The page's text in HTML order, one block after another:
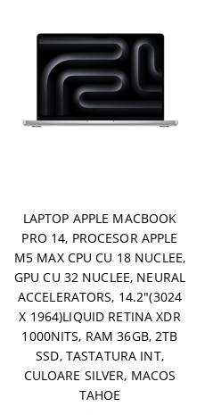
LAPTOP APPLE MACBOOK
PRO 14, PROCESOR APPLE
M5 MAX CPU CU 18 NUCLEE,
GPU CU 32 NUCLEE, NEURAL
ACCELERATORS, 14.2"(3024
X 1964)LIQUID RETINA XDR
1000NITS, RAM 36GB, 2TB
SSD, TASTATURA INT,
CULOARE SILVER, MACOS
TAHOE